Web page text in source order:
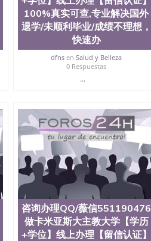
100%真实可查,专业解决国外
退学/未顺利毕业/成绩不理想，
快速办
dfns enSalud y Belleza
0 Respuestas
...
咨询办理QQ/薇信551190476
做卡米亚斯大主教大学【学历
+学位】线上办理【留信认证】